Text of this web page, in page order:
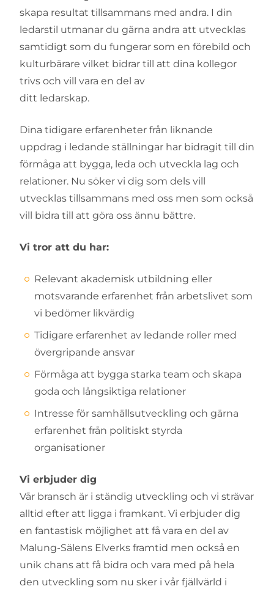
skapa resultat tillsammans med andra. I din
ledarstil utmanar du gärna andra att utvecklas
samtidigt som du fungerar som en förebild och
kulturbärare vilket bidrar till att dina kollegor
trivs och vill vara en del av
ditt ledarskap.
Dina tidigare erfarenheter från liknande
uppdrag i ledande ställningar har bidragit till din
förmåga att bygga, leda och utveckla lag och
relationer. Nu söker vi dig som dels vill
utvecklas tillsammans med oss men som också
vill bidra till att göra oss ännu bättre.
Vi tror att du har:
Relevant akademisk utbildning eller
motsvarande erfarenhet från arbetslivet som
vi bedömer likvärdig
Tidigare erfarenhet av ledande roller med
övergripande ansvar
Förmåga att bygga starka team och skapa
goda och långsiktiga relationer
Intresse för samhällsutveckling och gärna
erfarenhet från politiskt styrda
organisationer
Vi erbjuder dig
Vår bransch är i ständig utveckling och vi strävar
alltid efter att ligga i framkant. Vi erbjuder dig
en fantastisk möjlighet att få vara en del av
Malung-Sälens Elverks framtid men också en
unik chans att få bidra och vara med på hela
den utveckling som nu sker i vår fjällvärld i